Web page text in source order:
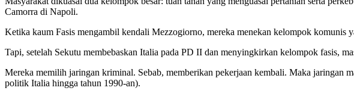
Camorra di Napoli.
Ketika kaum Fasis mengambil kendali Mezzogiorno, mereka menekan kelompok
Tapi, setelah Sekutu membebaskan Italia pada PD II dan menyingkirkan kelompok fasis,
Mereka memilih jaringan kriminal. Sebab, memberikan pekerjaan kembali. Maka
politik Italia hingga tahun 1990-an).